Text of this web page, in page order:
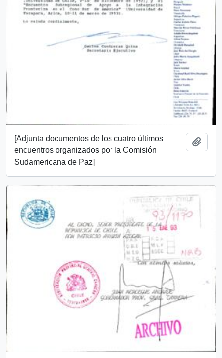
[Adjunta documentos de los cuatro últimos
encuentros organizados por la Comisión
Sudamericana de Paz]